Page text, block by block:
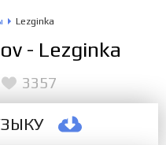
Lezginka
- Lezginka
3357